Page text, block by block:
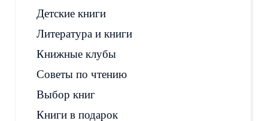
Детские книги
Литература и книги
Книжные клубы
Советы по чтению
Выбор книг
Книги в подарок